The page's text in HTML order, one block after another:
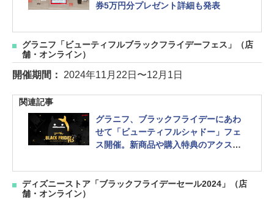
券5万円分プレゼント詳細も発表
グラニフ「ビューティフルブラックフライデーフェス」（店
舗・オンライン）
開催期間： 2024年11月22日〜12月1日
関連記事
グラニフ、ブラックフライデーにあわ
せて「ビューティフルシャドー」フェ
ス開催。新商品や購入特典のアクスタ
ディズニーストア「ブラックフライデーセール2024」（店
舗・オンライン）